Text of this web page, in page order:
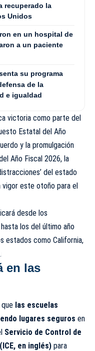
recuperado la
Unidos
en un hospital de
a un paciente
su programa
de la
e igualdad
victoria como parte del
Estatal del Año
y la promulgación
Año Fiscal 2026, la
del estado
vigor este otoño para el
desde los
los del último año
estados como California,
en las
las escuelas
lugares seguros en
Servicio de Control de
en inglés) para